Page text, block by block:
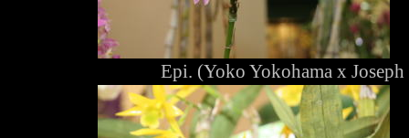
Epi. (Yoko Yokohama x